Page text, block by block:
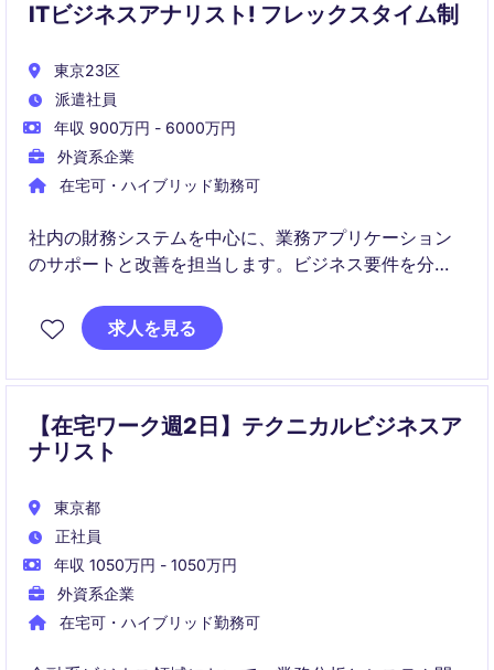
ITビジネスアナリスト! フレックスタイム制
東京23区
派遣社員
年収 900万円 - 6000万円
外資系企業
在宅可・ハイブリッド勤務可
社内の財務システムを中心に、業務アプリケーション
のサポートと改善を担当します。ビジネス要件を分析
求人を見る
【在宅ワーク週2日】テクニカルビジネスア
ナリスト
東京都
正社員
年収 1050万円 - 1050万円
外資系企業
在宅可・ハイブリッド勤務可